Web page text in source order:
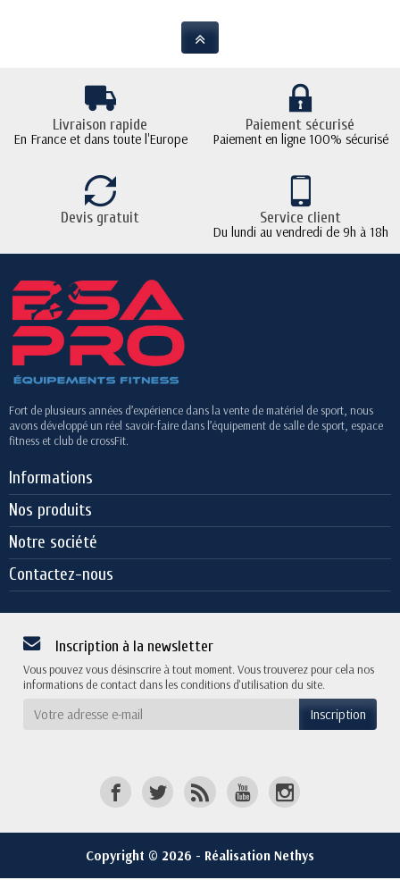
Livraison rapide
En France et dans toute l'Europe
Paiement sécurisé
Paiement en ligne 100% sécurisé
Devis gratuit Service client
Du lundi au vendredi de 9h à 18h
Fort de plusieurs années d’expérience dans la vente de matériel de sport, nous
avons développé un réel savoir-faire dans l’équipement de salle de sport, espace
fitness et club de crossFit.
Informations
Nos produits
Notre société
Contactez-nous
Inscription à la newsletter
Vous pouvez vous désinscrire à tout moment. Vous trouverez pour cela nos
informations de contact dans les conditions d'utilisation du site.
Copyright © 2026 - Réalisation Nethys